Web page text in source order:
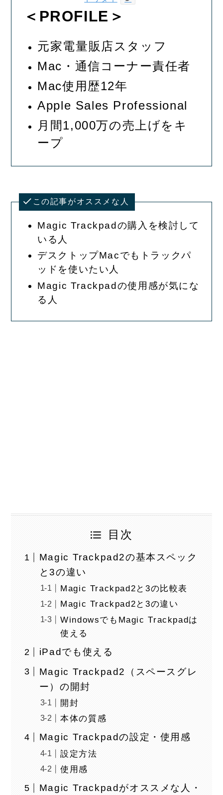
＜PROFILE＞
元家電量販店スタッフ
Mac・通信コーナー責任者
Mac使用歴12年
Apple Sales Professional
月間1,000万の売上げをキ
ープ
この記事がオススメな人
Magic Trackpadの購入を検討して
いる人
デスクトップMacでもトラックパ
ッドを使いたい人
Magic Trackpadの使用感が気にな
る人
目次
Magic Trackpad2の基本スペック
と3の違い
Magic Trackpad2と3の比較表
Magic Trackpad2と3の違い
WindowsでもMagic Trackpadは
使える
iPadでも使える
Magic Trackpad2（スペースグレ
ー）の開封
開封
本体の質感
Magic Trackpadの設定・使用感
設定方法
使用感
Magic Trackpadがオススメな人・